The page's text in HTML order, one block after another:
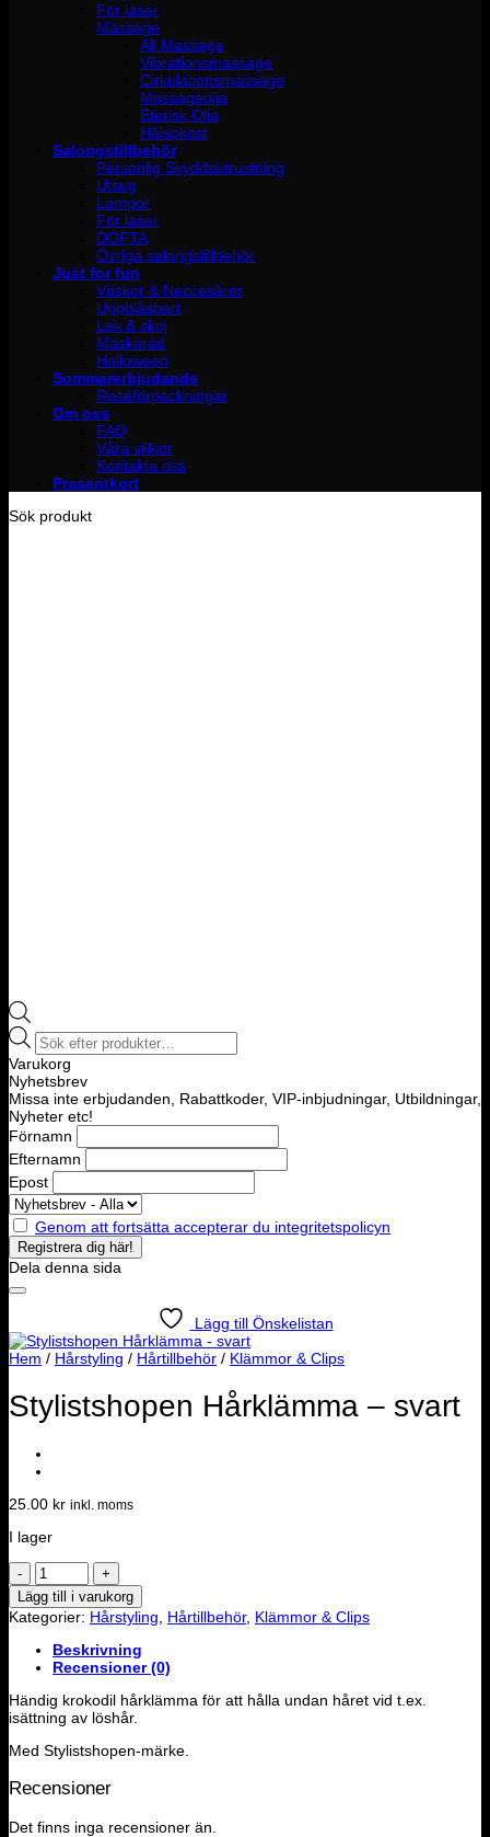
För laser
Massage
All Massage
Vibrationsmassage
Cirkulationsmassage
Massageolja
Eterisk Olja
Hälsokost
Salongstillbehör
Personlig Skyddsutrustning
Utsug
Lampor
För laser
DOFTA
Övriga salongstillbehör
Just for fun
Väskor & Neccesärer
Uppblåsbart
Lek & skoj
Maskerad
Halloween
Sommarerbjudande
Reseförpackningar
Om oss
FAQ
Våra villkor
Kontakta oss
Presentkort
Sök produkt
Products
search
Varukorg
Nyhetsbrev
Missa inte erbjudanden, Rabattkoder, VIP-inbjudningar, Utbildningar,
Nyheter etc!
Förnamn
Efternamn
Epost
Genom att fortsätta accepterar du integritetspolicyn
Dela denna sida
Lägg till Önskelistan
Hem / Hårstyling / Hårtillbehör / Klämmor & Clips
Stylistshopen Hårklämma – svart
25.00 kr inkl. moms
I lager
Stylistshopen
Hårklämma
-
svart
Lägg till i varukorg
Kategorier: Hårstyling Hårtillbehör, Klämmor & Clips
Beskrivning
Recensioner (0)
Händig krokodil hårklämma för att hålla undan håret vid t.ex.
isättning av löshår.
Med Stylistshopen-märke.
Recensioner
Det finns inga recensioner än.